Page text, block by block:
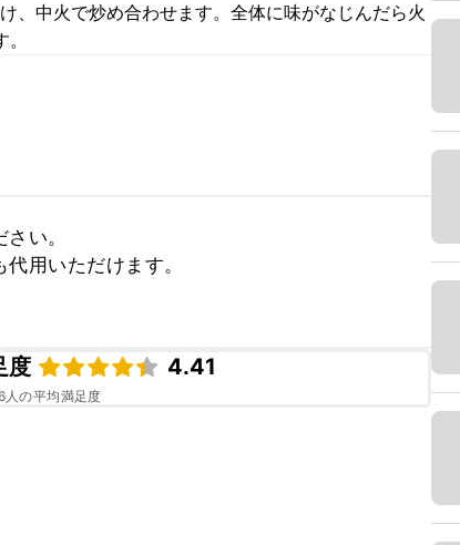
、中火で炒め合わせます。全体に味がなじんだら火
い。
用いただけます。
度
4.41
人の平均満足度